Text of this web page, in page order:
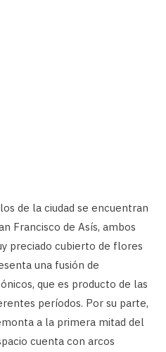
de la ciudad se encuentran
Francisco de Asís, ambos
preciado cubierto de flores
una fusión de
que es producto de las
períodos. Por su parte,
a la primera mitad del
cuenta con arcos